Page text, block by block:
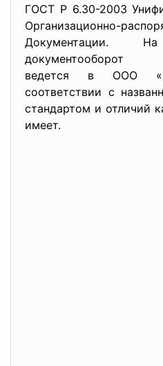
ГОСТ Р 6.30-2003
Организационно-
Документации.
документооборот
ведется в ООО
соответствии с
стандартом и отличий
имеет.